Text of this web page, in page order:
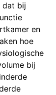
dat bij
en
hoe
bij